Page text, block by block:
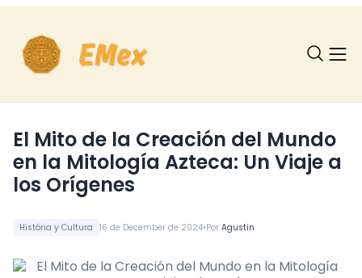
História y Cultura 16 de December de 2024•Por Agustin
El Mito de la Creación del Mundo
en la Mitología Azteca: Un Viaje a
los Orígenes